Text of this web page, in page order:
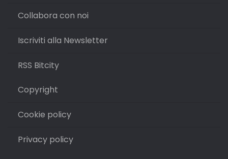
Collabora con noi
Iscriviti alla Newsletter
RSS Bitcity
Copyright
Cookie policy
Privacy policy